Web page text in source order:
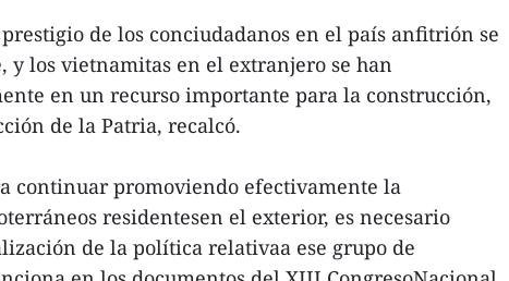
de los conciudadanos en el país anfitrión se
y los vietnamitas en el extranjero se han
en un recurso importante para la construcción,
de la Patria, recalcó.
continuar promoviendo efectivamente la
residentesen el exterior, es necesario
de la política relativaa ese grupo de